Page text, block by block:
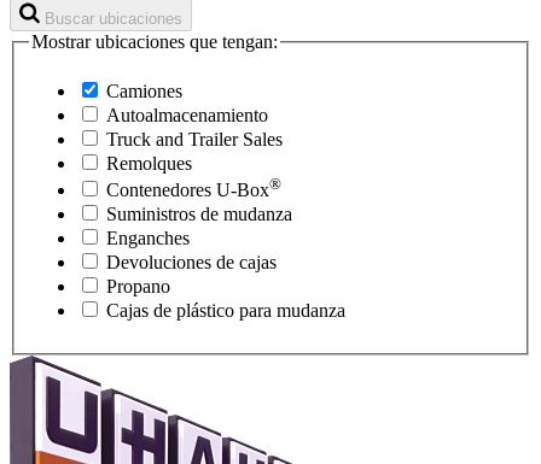
Buscar ubicaciones
Mostrar ubicaciones que tengan:
Camiones
Autoalmacenamiento
Truck and Trailer Sales
Remolques
Contenedores U-Box®
Suministros de mudanza
Enganches
Devoluciones de cajas
Propano
Cajas de plástico para mudanza